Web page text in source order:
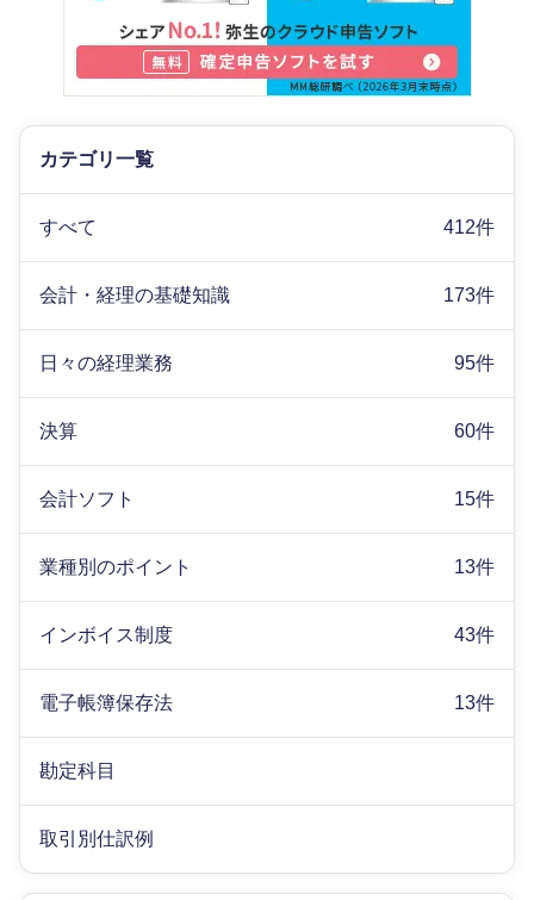
カテゴリ一覧
すべて 412件
会計・経理の基礎知識 173件
日々の経理業務 95件
決算 60件
会計ソフト 15件
業種別のポイント 13件
インボイス制度 43件
電子帳簿保存法 13件
勘定科目
取引別仕訳例